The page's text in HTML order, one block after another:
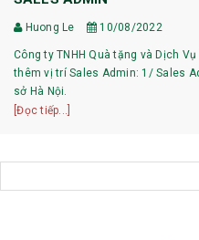
Huong Le 10/08/2022
Công ty TNHH Quà tặng và Dịch
thêm vị trí Sales Admin: 1/ Sales
sở Hà Nội.
[Đọc tiếp...]